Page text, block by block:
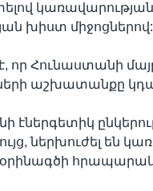
խիստ միջոցներով:
որ Հունաստանի
աշխատանքը
էներգետիկ
ներխուժել են